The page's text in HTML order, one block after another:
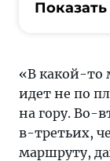
отпуск
«В какой-то
идет не по
на гору. Во-
в-третьих,
маршруту,